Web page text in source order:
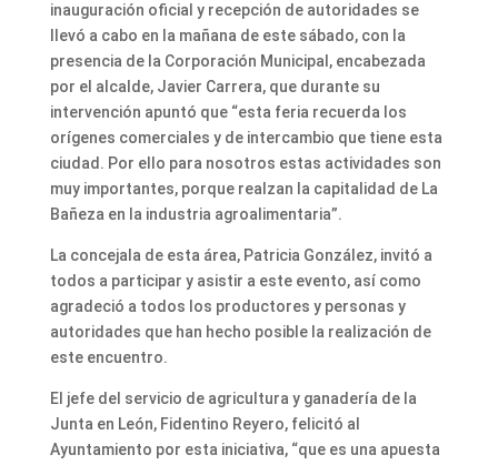
inauguración oficial y recepción de autoridades se
llevó a cabo en la mañana de este sábado, con la
presencia de la Corporación Municipal, encabezada
por el alcalde, Javier Carrera, que durante su
intervención apuntó que “esta feria recuerda los
orígenes comerciales y de intercambio que tiene esta
ciudad. Por ello para nosotros estas actividades son
muy importantes, porque realzan la capitalidad de La
Bañeza en la industria agroalimentaria”.
La concejala de esta área, Patricia González, invitó a
todos a participar y asistir a este evento, así como
agradeció a todos los productores y personas y
autoridades que han hecho posible la realización de
este encuentro.
El jefe del servicio de agricultura y ganadería de la
Junta en León, Fidentino Reyero, felicitó al
Ayuntamiento por esta iniciativa, “que es una apuesta